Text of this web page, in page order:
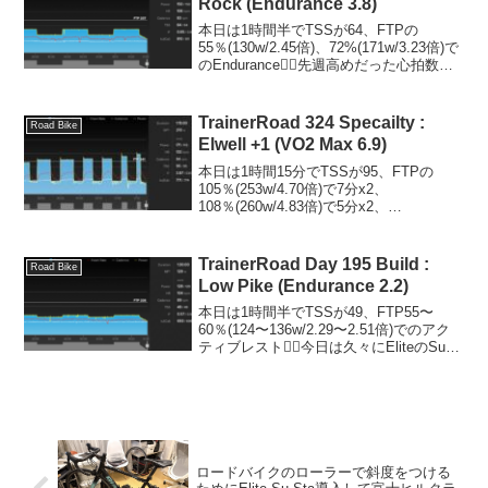
Rock (Endurance 3.8)
本日は1時間半でTSSが64、FTPの
55％(130w/2.45倍)、72%(171w/3.23倍)で
のEndurance🚴‍♂️先週高めだった心拍数は
眠時間を削っ...
Road Bike
TrainerRoad 324 Specailty :
Elwell +1 (VO2 Max 6.9)
本日は1時間15分でTSSが95、FTPの
105％(253w/4.70倍)で7分x2、
108％(260w/4.83倍)で5分x2、
フロント...
Road Bike
TrainerRoad Day 195 Build :
Low Pike (Endurance 2.2)
本日は1時間半でTSSが49、FTP55〜
60％(124〜136w/2.29〜2.51倍)でのアク
ティブレスト🚴‍♂️今日は久々にEliteのSu-
ロードバイクのローラーで斜度をつける